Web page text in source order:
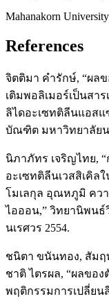
Mahanakorn
References
จิตติมา คำรักษ์, “ผล
เติมพอลิเมอร์เป็นสา
ลิไดอะเซทติลีนแอส
บัณฑิต มหาวิทยาลัยน
นิภาภัทร เจริญไทย,
อะเซทติลีนเวสสิเคิล
โมเลกุล อุณหภูมิ คว
ไอออน,” วิทยานิพน
นเรศวร 2554.
ชนิตา ขนันทอง, สัม
ชาติ ไตรผล, “ผลขอ
พฤติกรรมการเปลี่ยน